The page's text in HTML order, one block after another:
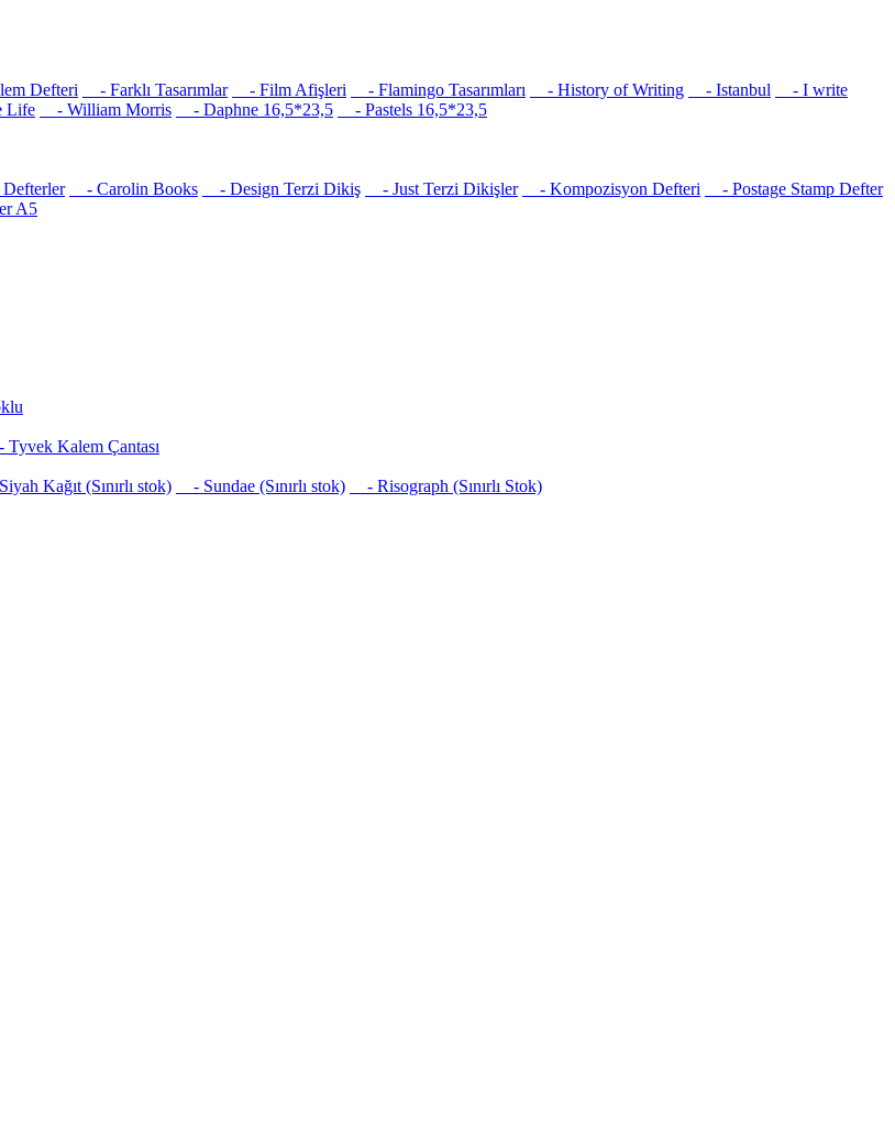
Defteri - Farklı Tasarımlar - Film Afişleri - Flamingo Tasarımları - History of Writing - Istanbul
- I write
Life - William Morris - Daphne 16,5*23,5
- Pastels 16,5*23,5
- Carolin Books - Design Terzi Dikiş - Just Terzi Dikişler - Kompozisyon Defteri
- Postage Stamp Defter
A5
Kalem Çantası
Kağıt (Sınırlı stok) - Sundae (Sınırlı stok)
- Risograph (Sınırlı Stok)